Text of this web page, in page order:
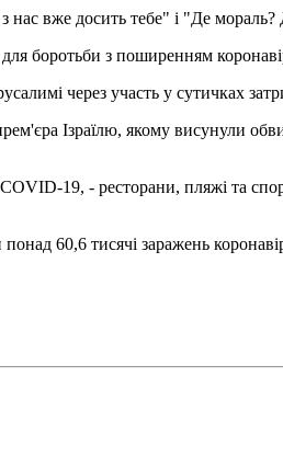
вже досить тебе" і "Де мораль?
боротьби з поширенням
через участь у сутичках
Ізраїлю, якому висунули
19, - ресторани, пляжі та
60,6 тисячі заражень